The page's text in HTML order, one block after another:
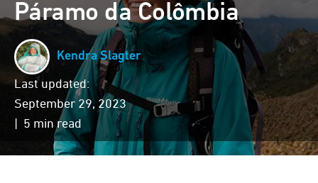
Páramo da Colômbia
Kendra Slagter
Last updated:
September 29, 2023
| 5 min read